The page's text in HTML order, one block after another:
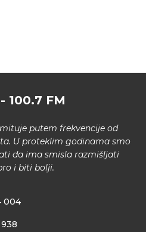
100.7 FM
putem frekvencije od
U proteklim godinama smo
da ima smisla razmišljati
i biti bolji.
004